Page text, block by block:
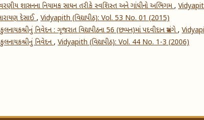
શાસનના નિયામક સાધન તરીકે સ્વશિસ્ત અને ગાંધીનો અભિગમ,
દેસાઈ, Vidyapith (વિદ્યાપીઠ): Vol. 53 No. 01 (2015)
કુલનાયકશ્રીનું નિવેદન : ગૂજરાત વિદ્યાપીઠના 56 (છપ્પન)માં પદવીદાન પ્રસંગે,
કુલનાયકશ્રીનું નિવેદન, Vidyapith (વિદ્યાપીઠ): Vol. 44 No. 1-3 (2006)